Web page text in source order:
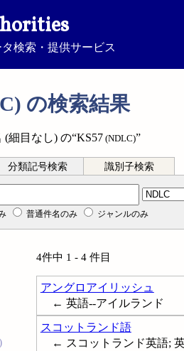
検索・提供サービス
の検索結果
細目なし) の“KS57 (NDLC)”
分類記号検索 識別子検索
普通件名のみ ジャンルのみ
4件中 1 - 4 件目
アングロアイリッシュ
← 英語--アイルランド
スコットランド語
← スコットランド英語;